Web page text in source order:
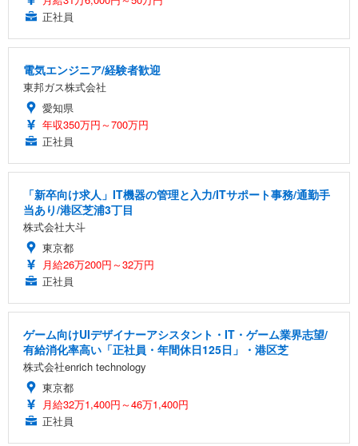
正社員
電気エンジニア/経験者歓迎
東邦ガス株式会社
愛知県
年収350万円～700万円
正社員
「新卒向け求人」IT機器の管理と入力/ITサポート事務/通勤手
当あり/港区芝浦3丁目
株式会社大斗
東京都
月給26万200円～32万円
正社員
ゲーム向けUIデザイナーアシスタント・IT・ゲーム業界志望/
有給消化率高い「正社員・年間休日125日」・港区芝
株式会社enrich technology
東京都
月給32万1,400円～46万1,400円
正社員